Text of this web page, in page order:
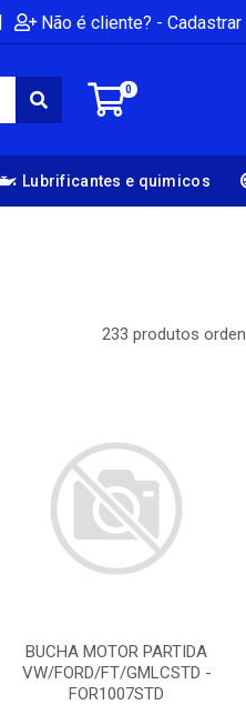
| Não é cliente? - Cadastrar
0
Lubrificantes e quimicos
233 produtos
BUCHA MOTOR PARTIDA
VW/FORD/FT/GMLCSTD -
FOR1007STD